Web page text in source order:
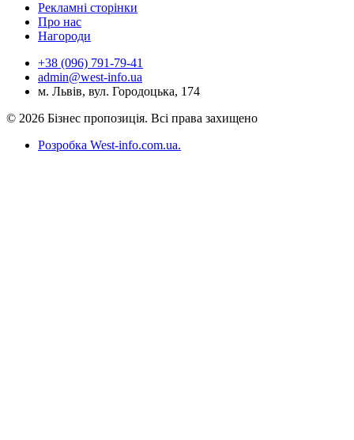
Рекламні сторінки
Про нас
Нагороди
+38 (096) 791-79-41
admin@west-info.ua
м. Львів, вул. Городоцька, 174
© 2026 Бізнес пропозиція. Всі права захищено
Розробка West-info.com.ua.